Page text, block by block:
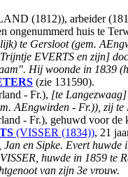
(1812)), arbeider
ongenummerd huis te
te Gersloot (gem.
EVERTS en zijn]
Hij woonde in 1839
(zie 131590).
- Fr.), [te
AEngwirden - Fr.)), zij
- Fr.), gehuwd voor
(VISSER (1834)), 21
en Sipke. Evert
huwde in 1859
van zijn 3e vrouw.